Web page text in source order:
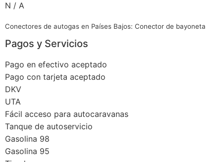
N / A
Conectores de autogas en Países Bajos: Conector de bayoneta
Pagos y Servicios
Pago en efectivo aceptado
Pago con tarjeta aceptado
DKV
UTA
Fácil acceso para autocaravanas
Tanque de autoservicio
Gasolina 98
Gasolina 95